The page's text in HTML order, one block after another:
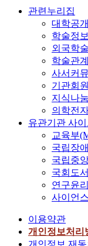
관련누리집
대학공
학술정
외국학
학술관
사서커
기관회원
지식나
의학전
유관기관 사이
교육부
국립장
국립중
국회도
연구윤
사이언
이용약관
개인정보처리
개인정보 재동